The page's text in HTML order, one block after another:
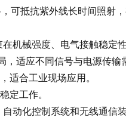
可抵抗紫外线长时间照射
机械强度、电气接触稳定
适应不同信号与电源传输
适合工业现场应用。
定工作。
动化控制系统和无线通信